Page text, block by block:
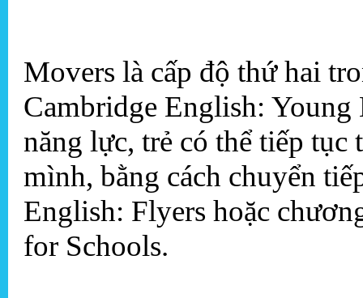
Movers là cấp độ thứ hai
Cambridge English:
năng lực, trẻ có thể tiếp
mình, bằng cách chuyển
English: Flyers hoặc
for Schools.